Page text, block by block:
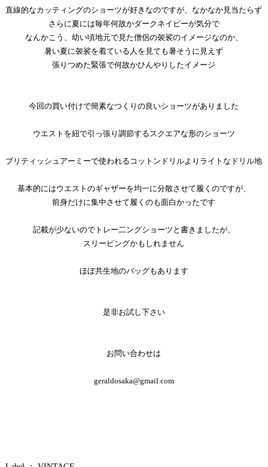
直線的なカッティングのショーツが好きなのですが、なかなか見当たらず
さらに夏には毎年何故かダークネイビーが気分で
なんかこう、幼い頃地元で見た僧侶の袈裟のイメージなのか、
暑い夏に袈裟を着ている人を見ても暑そうに見えず
張りつめた緊張で何故かひんやりしたイメージ
今回の買い付けで簡素なつくりの良いショーツがありました
ウエストを紐で引っ張り調節するスクエアな形のショーツ
ブリティッシュアーミーで使われるコットンドリルよりライトなドリル地
基本的にはウエストのギャザーを均一に分散させて履くのですが、
前身だけに集中させて履くのも面白かったです
記載が少ないのでトレー二ングショーツと書きましたが、
スリーピングかもしれません
ほぼ共生地のバッグもあります
是非お試し下さい
お問い合わせは
geraldosaka@gmail.com